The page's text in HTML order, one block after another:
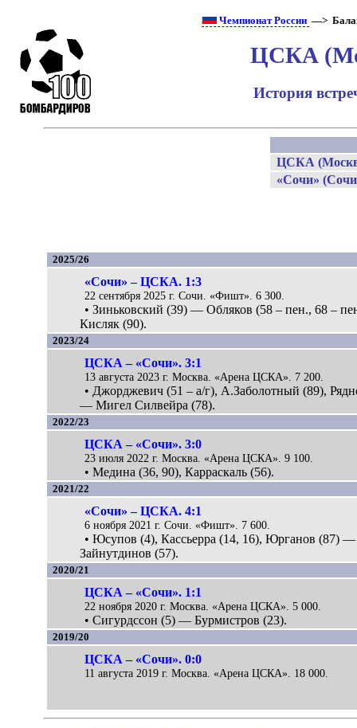
Чемпионат России —>
ЦСКА
История
ЦСКА
«Сочи»
2025/26
«Сочи» – ЦСКА. 1:3
22 сентября 2025 г. Сочи. «Фишт». 6 300.
• Зиньковский (39) — Обляков (58 – пен., 68 –
Кисляк (90).
2023/24
ЦСКА – «Сочи». 3:1
13 августа 2023 г. Москва. «Арена ЦСКА». 7 200.
• Джорджевич (51 – а/г), А.Заболотный (89),
— Мигел Силвейра (78).
2022/23
ЦСКА – «Сочи». 3:0
23 июля 2022 г. Москва. «Арена ЦСКА». 9 100.
• Медина (36, 90), Карраскаль (56).
2021/22
«Сочи» – ЦСКА. 4:1
6 ноября 2021 г. Сочи. «Фишт». 7 600.
• Юсупов (4), Кассьерра (14, 16), Юрганов (87) —
Зайнутдинов (57).
2020/21
ЦСКА – «Сочи». 1:1
22 ноября 2020 г. Москва. «Арена ЦСКА». 5 000.
• Сигурдссон (5) — Бурмистров (23).
2019/20
ЦСКА – «Сочи». 0:0
11 августа 2019 г. Москва. «Арена ЦСКА». 18 000.